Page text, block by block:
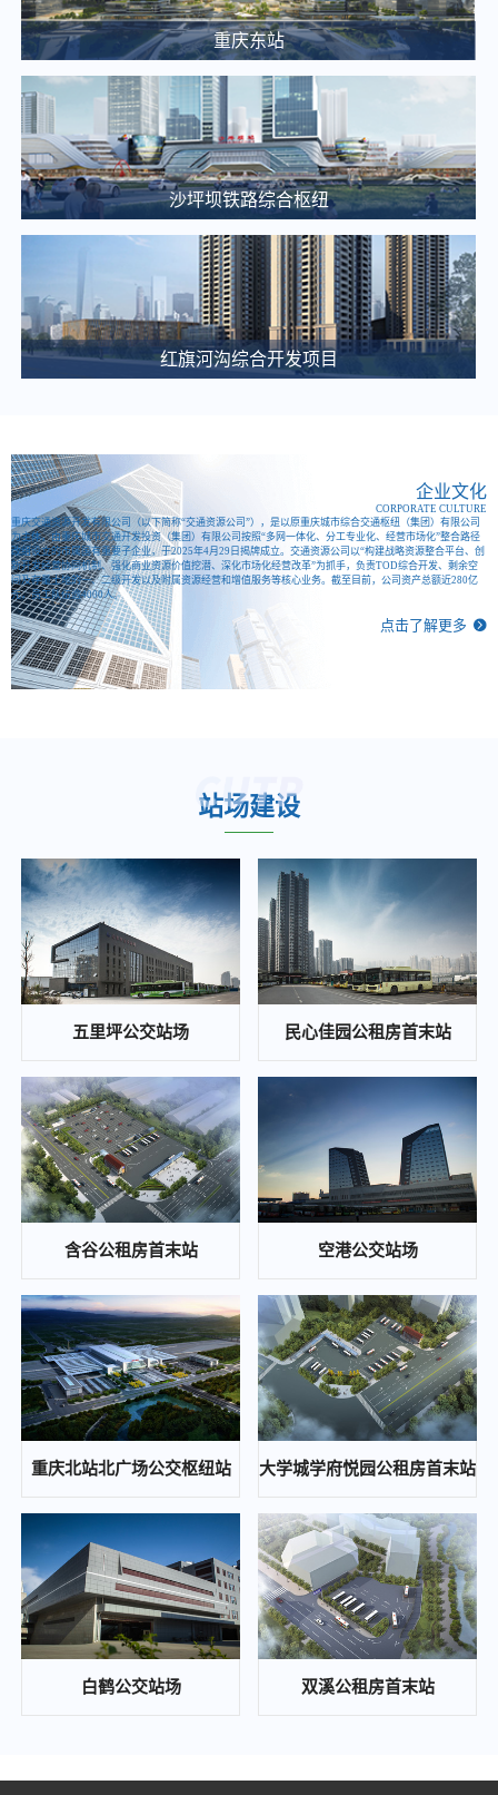
重庆通邑卫士智慧生活服务有限公司沙枢纽消防报警系统维修项目比选邀请公告
2025-03-25
大剧院站 TOD 项目概念方案设计单位中选候选人公示
2025-03-20
【土地推介】重庆枢纽集团2025年土地招商推介（一）
2025-03-14
关于九曲河智慧停车站场综合开发项目投资收益可行性研究咨询单位的比选公告
关于微电园站一体化综合开发项目咨询代理服务比选公告
2025-03-12
大竹林站TOD项目施工图审查中选候选人公示
2025-03-11
重庆东站交通枢纽项目项目建设合规性审查比选公告
2025-03-06
2025-03-04
2025-02-24
重庆城市综合交通枢纽(集团)有限公司 大竹林站TOD项目施工图审查比选公告
2025-02-22
陈庹路综合大楼空置房屋招租公告
2025-01-21
招标公告曹家湾公交站场项目施工招标公告
2024-11-22
重庆东站片区次支路网项目黄明路燃气管道改造工程安全评估 比选公告
2024-11-22
2024-11-20
重庆通邑保安服务有限公司2024年度保安人员工作服（含轨道安检工作服）采购服务（第二次）比选邀请公告
2024-10-12
重庆东站铁路综合交通枢纽高铁新经济区基础设施工程(开成路兴塘路拓宽及东延伸段、东侧集散通道)一期景观绿化工程、交通工程、照明工程第三方检测中(选)标候选人公示
2024-10-12
重庆通邑智慧城市运营管理有限公司公司办公室局部改造项目比选公告
2024-10-12
歇马、木耳等公交站场项目配电工程中(选)标候选人公示
2024-10-08
重庆东站铁路综合交通枢纽高铁新经济区基础设施工程（开成路、兴塘路拓宽及东延伸段、东侧集散通道）一期景观绿化工程、交通工程、照明工程第三方检测 答疑补遗通知
2024-09-26
通邑保安培训基地食堂食材配送比选邀请公告
2024-09-23
2024-09-23
重庆东站
沙坪坝铁路综合枢纽
红旗河沟综合开发项目
企业文化
CORPORATE CULTURE
重庆交通资源开发有限公司（以下简称“交通资源公司”），是以原重庆城市综合交通枢纽（集团）有限公司
为主体，由重庆城市交通开发投资（集团）有限公司按照“多网一体化、分工专业化、经营市场化”整合路径
改组设立的市属国有重要子企业，于2025年4月29日揭牌成立。交通资源公司以“构建战略资源整合平台、创
新开发经营协同机制、强化商业资源价值挖潜、深化市场化经营改革”为抓手，负责TOD综合开发、剩余空
间及存量土地的一、二级开发以及附属资源经营和增值服务等核心业务。截至目前，公司资产总额近280亿
元，员工队伍逾4000人。
点击了解更多
站场建设
五里坪公交站场 民心佳园公租房首末站
含谷公租房首末站 空港公交站场
重庆北站北广场公交枢纽站 大学城学府悦园公租房首末站
白鹤公交站场 双溪公租房首末站